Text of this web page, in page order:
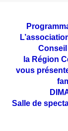
la Région
vous
Salle de